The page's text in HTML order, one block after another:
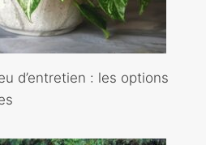
d’entretien : les options